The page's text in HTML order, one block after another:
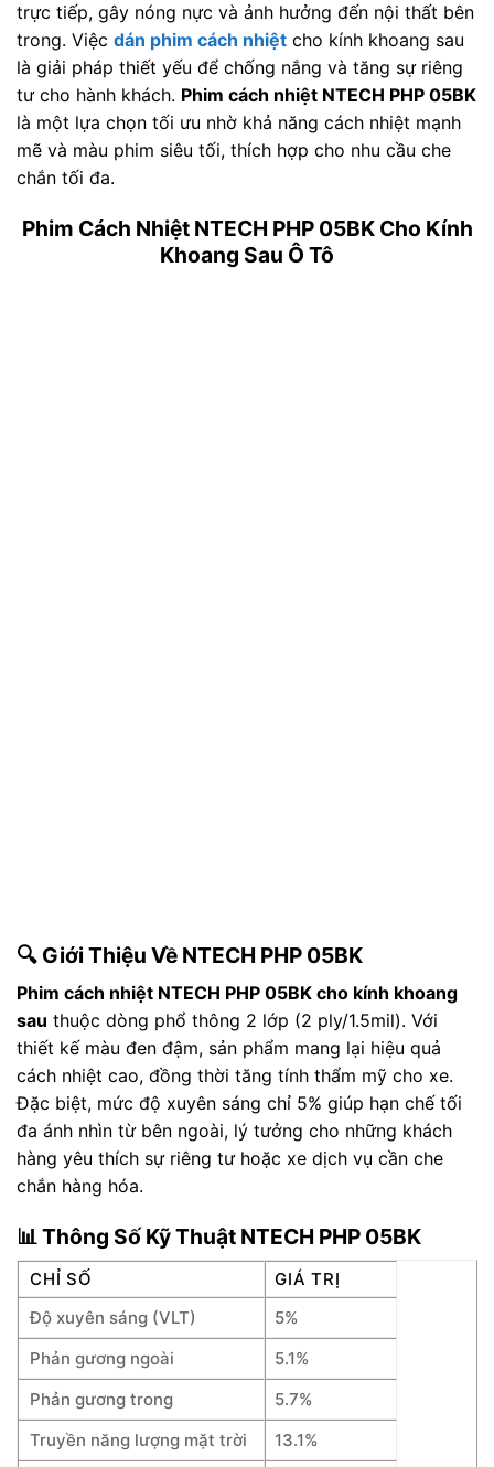
trực tiếp, gây nóng nực và ảnh hưởng đến nội thất bên
trong. Việc dán phim cách nhiệt cho kính khoang sau
là giải pháp thiết yếu để chống nắng và tăng sự riêng
tư cho hành khách. Phim cách nhiệt NTECH PHP 05BK
là một lựa chọn tối ưu nhờ khả năng cách nhiệt mạnh
mẽ và màu phim siêu tối, thích hợp cho nhu cầu che
chắn tối đa.
Phim Cách Nhiệt NTECH PHP 05BK Cho Kính
Khoang Sau Ô Tô
🔍 Giới Thiệu Về NTECH PHP 05BK
Phim cách nhiệt NTECH PHP 05BK cho kính khoang
sau thuộc dòng phổ thông 2 lớp (2 ply/1.5mil). Với
thiết kế màu đen đậm, sản phẩm mang lại hiệu quả
cách nhiệt cao, đồng thời tăng tính thẩm mỹ cho xe.
Đặc biệt, mức độ xuyên sáng chỉ 5% giúp hạn chế tối
đa ánh nhìn từ bên ngoài, lý tưởng cho những khách
hàng yêu thích sự riêng tư hoặc xe dịch vụ cần che
chắn hàng hóa.
📊 Thông Số Kỹ Thuật NTECH PHP 05BK
CHỈ SỐ
GIÁ TRỊ
Độ xuyên sáng (VLT)
5%
Phản gương ngoài
5.1%
Phản gương trong
5.7%
Truyền năng lượng mặt trời
13.1%